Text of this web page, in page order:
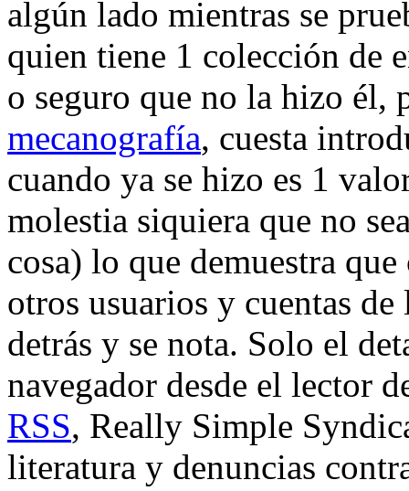
algún lado mientras se
quien tiene 1 colección de
o seguro que no la hizo él,
mecanografía, cuesta
cuando ya se hizo es 1
molestia siquiera que no
cosa) lo que demuestra
otros usuarios y cuentas
detrás y se nota. Solo el
navegador desde el lector
RSS, Really Simple
literatura y denuncias